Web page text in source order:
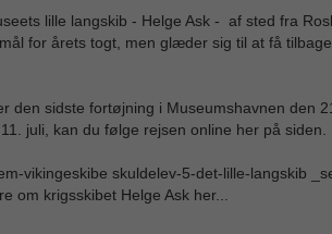
lille langskib - Helge Ask - af sted fra
for årets togt, men glæder sig til at få
den sidste fortøjning i Museumshavnen den
juli, kan du følge rejsen online her på siden.
vikingeskibe skuldelev-5-det-lille-langskib
om krigsskibet Helge Ask her...